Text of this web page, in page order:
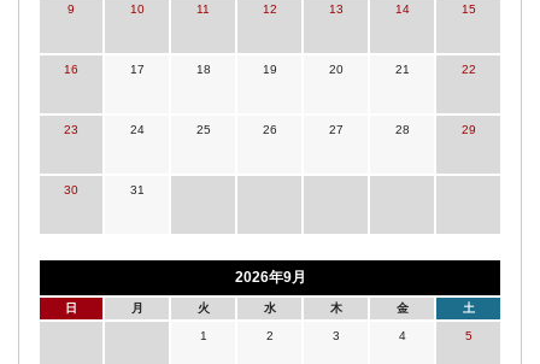
9 10 11 12 13 14 15
16 17 18 19 20 21 22
23 24 25 26 27 28 29
30 31
2026年9月
日 月 火 水 木 金 土
1 2 3 4 5